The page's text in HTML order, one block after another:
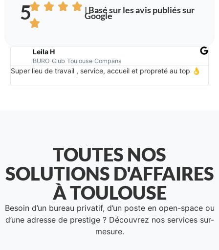
5 | Basé sur les avis publiés sur
Google
Leila H
BURO Club Toulouse Compans
Super lieu de travail , service, accueil et propreté au top 👌
TOUTES NOS
SOLUTIONS D'AFFAIRES
À TOULOUSE
Besoin d’un bureau privatif, d’un poste en open-space ou
d’une adresse de prestige ? Découvrez nos services sur-
mesure.